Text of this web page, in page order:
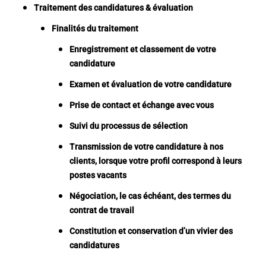
Traitement des candidatures & évaluation
Finalités du traitement
Enregistrement et classement de votre
candidature
Examen et évaluation de votre candidature
Prise de contact et échange avec vous
Suivi du processus de sélection
Transmission de votre candidature à nos
clients, lorsque votre profil correspond à leurs
postes vacants
Négociation, le cas échéant, des termes du
contrat de travail
Constitution et conservation d’un vivier des
candidatures